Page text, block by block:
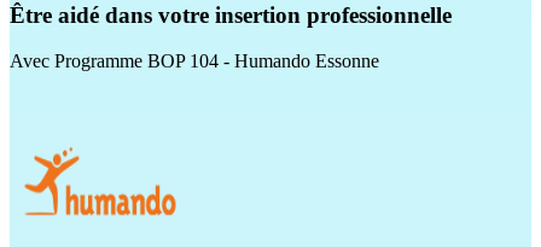
Être aidé dans votre insertion professionnelle
Avec Programme BOP 104 - Humando Essonne